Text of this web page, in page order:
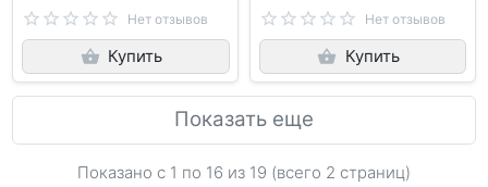
Нет отзывов
Купить
Нет отзывов
Купить
Показать еще
Показано с 1 по 16 из 19 (всего 2 страниц)